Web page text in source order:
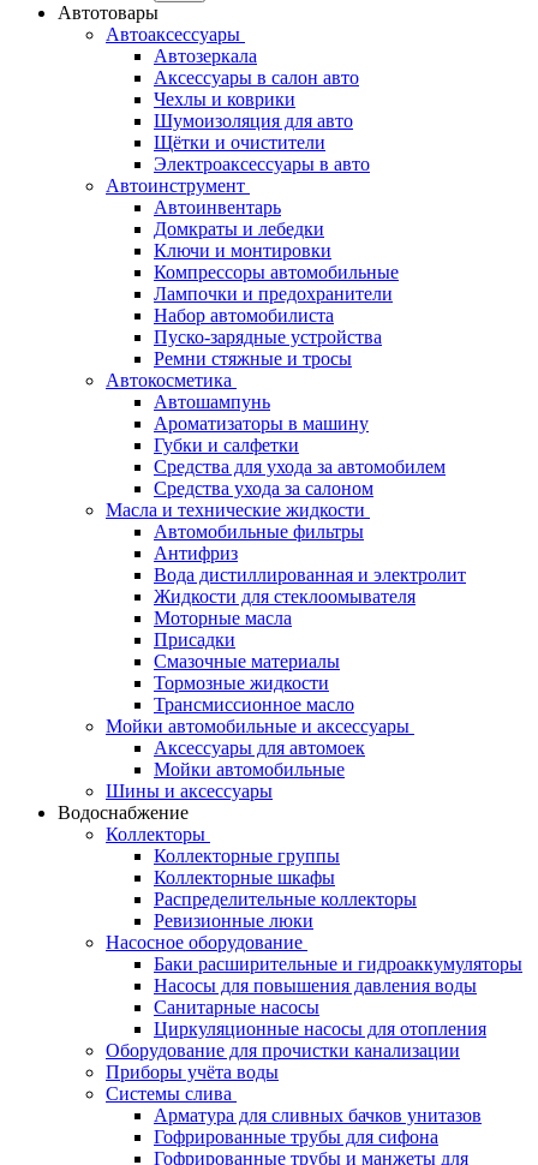
Автотовары
Автоаксессуары
Автозеркала
Аксессуары в салон авто
Чехлы и коврики
Шумоизоляция для авто
Щётки и очистители
Электроаксессуары в авто
Автоинструмент
Автоинвентарь
Домкраты и лебедки
Ключи и монтировки
Компрессоры автомобильные
Лампочки и предохранители
Набор автомобилиста
Пуско-зарядные устройства
Ремни стяжные и тросы
Автокосметика
Автошампунь
Ароматизаторы в машину
Губки и салфетки
Средства для ухода за автомобилем
Средства ухода за салоном
Масла и технические жидкости
Автомобильные фильтры
Антифриз
Вода дистиллированная и электролит
Жидкости для стеклоомывателя
Моторные масла
Присадки
Смазочные материалы
Тормозные жидкости
Трансмиссионное масло
Мойки автомобильные и аксессуары
Аксессуары для автомоек
Мойки автомобильные
Шины и аксессуары
Водоснабжение
Коллекторы
Коллекторные группы
Коллекторные шкафы
Распределительные коллекторы
Ревизионные люки
Насосное оборудование
Баки расширительные и гидроаккумуляторы
Насосы для повышения давления воды
Санитарные насосы
Циркуляционные насосы для отопления
Оборудование для прочистки канализации
Приборы учёта воды
Системы слива
Арматура для сливных бачков унитазов
Гофрированные трубы для сифона
Гофрированные трубы и манжеты для